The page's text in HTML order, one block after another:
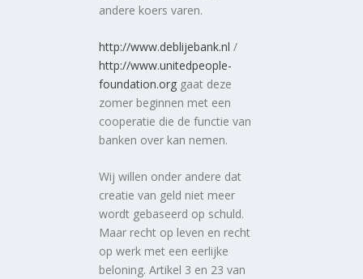
andere koers varen.
http://www.deblijebank.nl /
http://www.unitedpeople-
foundation.org gaat deze
zomer beginnen met een
cooperatie die de functie van
banken over kan nemen.
Wij willen onder andere dat
creatie van geld niet meer
wordt gebaseerd op schuld.
Maar recht op leven en recht
op werk met een eerlijke
beloning. Artikel 3 en 23 van